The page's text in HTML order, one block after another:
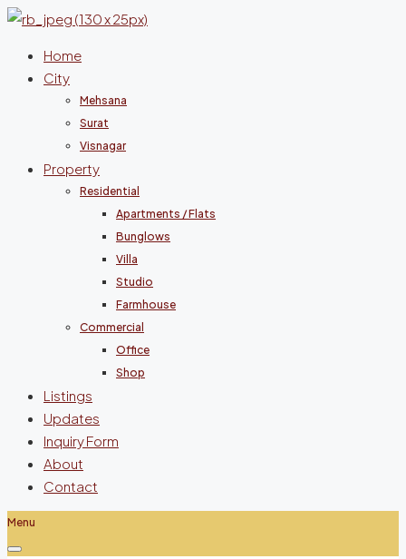
Home
City
Mehsana
Surat
Visnagar
Property
Residential
Apartments / Flats
Bunglows
Villa
Studio
Farmhouse
Commercial
Office
Shop
Listings
Updates
Inquiry Form
About
Contact
Menu